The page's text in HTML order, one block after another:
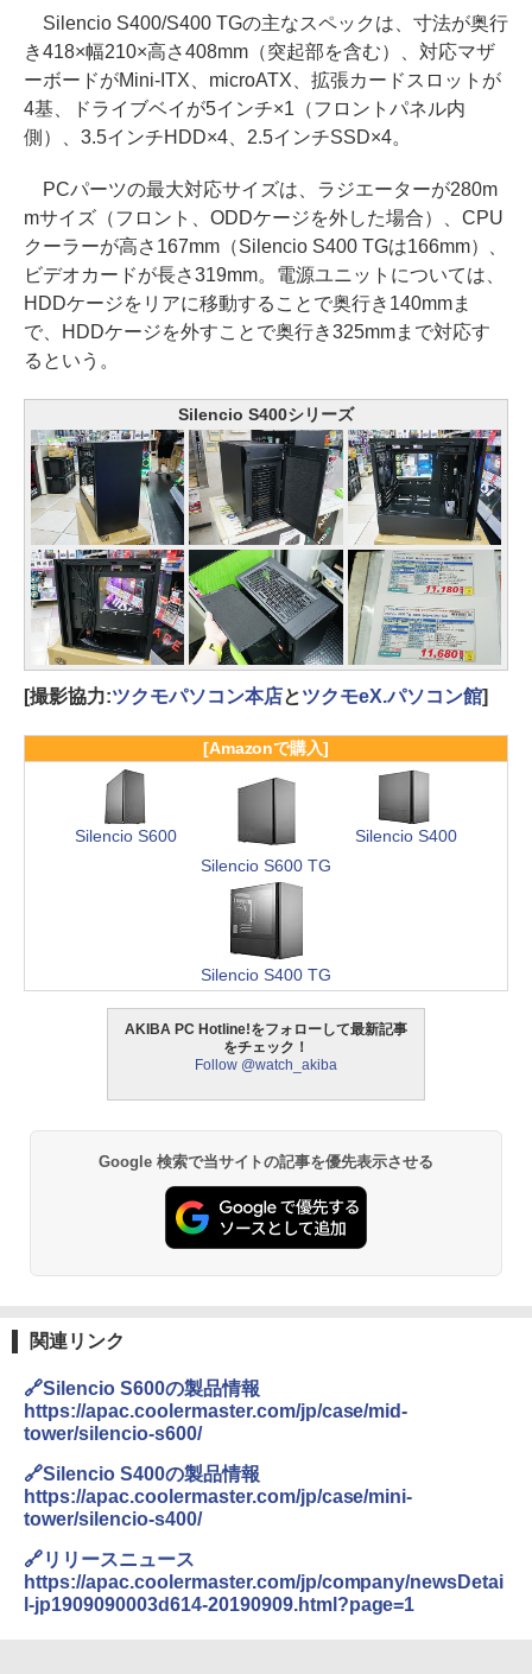
Silencio S400/S400 TGの主なスペックは、寸法が奥行
き418×幅210×高さ408mm（突起部を含む）、対応マザ
ーボードがMini-ITX、microATX、拡張カードスロットが
4基、ドライブベイが5インチ×1（フロントパネル内
側）、3.5インチHDD×4、2.5インチSSD×4。
PCパーツの最大対応サイズは、ラジエーターが280m
mサイズ（フロント、ODDケージを外した場合）、CPU
クーラーが高さ167mm（Silencio S400 TGは166mm）、
ビデオカードが長さ319mm。電源ユニットについては、
HDDケージをリアに移動することで奥行き140mmま
で、HDDケージを外すことで奥行き325mmまで対応す
るという。
Silencio S400シリーズ
[撮影協力:ツクモパソコン本店とツクモeX.パソコン館]
[Amazonで購入]
Silencio S600
Silencio S600 TG
Silencio S400
Silencio S400 TG
AKIBA PC Hotline!をフォローして最新記事
をチェック！
Follow @watch_akiba
Google 検索で当サイトの記事を優先表示させる
関連リンク
🔗Silencio S600の製品情報
https://apac.coolermaster.com/jp/case/mid-
tower/silencio-s600/
🔗Silencio S400の製品情報
https://apac.coolermaster.com/jp/case/mini-
tower/silencio-s400/
🔗リリースニュース
https://apac.coolermaster.com/jp/company/newsDetai
l-jp1909090003d614-20190909.html?page=1